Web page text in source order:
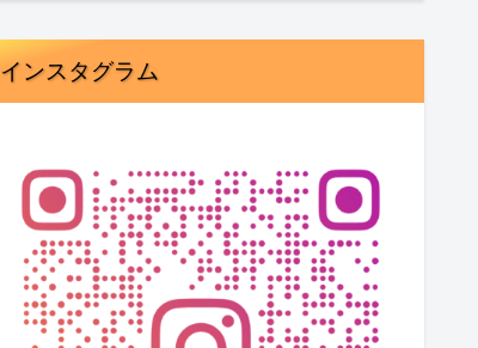
インスタグラム